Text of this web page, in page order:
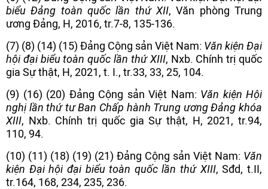
biểu Đảng toàn quốc lần thứ XII, Văn phòng Trung
ương Đảng, H, 2016, tr.7-8, 135-136.
(7) (8) (14) (15) Đảng Cộng sản Việt Nam: Văn kiện Đại
hội đại biểu toàn quốc lần thứ XIII, Nxb. Chính trị quốc
gia Sự thật, H, 2021, t. I., tr.33, 33, 25, 104.
(9) (16) (20) Đảng Cộng sản Việt Nam: Văn kiện Hội
nghị lần thứ tư Ban Chấp hành Trung ương Đảng khóa
XIII, Nxb. Chính trị quốc gia Sự thật, H, 2021, tr.94,
110, 94.
(10) (11) (18) (19) (21) Đảng Cộng sản Việt Nam: Văn
kiện Đại hội đại biểu toàn quốc lần thứ XIII, Sđd, t.II,
tr.164, 168, 234, 235, 236.